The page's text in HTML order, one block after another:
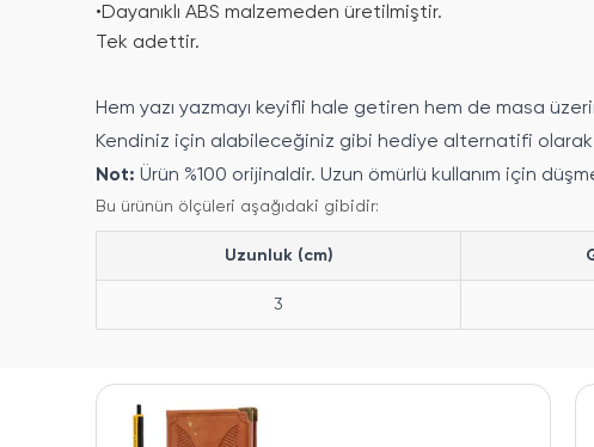
•Dayanıklı ABS malzemeden üretilmiştir.
Tek adettir.
Hem yazı yazmayı keyifli hale getiren hem de masa
Kendiniz için alabileceğiniz gibi hediye alternatifi olarak
Not: Ürün %100 orijinaldir. Uzun ömürlü kullanım için
Bu ürünün ölçüleri aşağıdaki gibidir:
Uzunluk (cm)
3